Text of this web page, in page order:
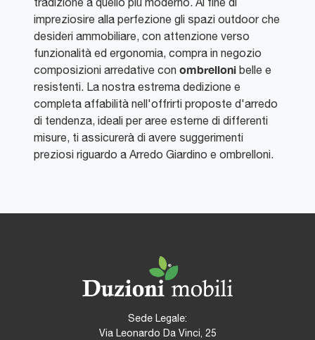
impreziosire alla perfezione gli spazi outdoor che
desideri ammobiliare, con attenzione verso
funzionalità ed ergonomia, compra in negozio
composizioni arredative con ombrelloni belle e
resistenti. La nostra estrema dedizione e
completa affabilità nell'offrirti proposte d'arredo
di tendenza, ideali per aree esterne di differenti
misure, ti assicurerà di avere suggerimenti
preziosi riguardo a Arredo Giardino e ombrelloni.
Sede Legale:
Via Leonardo Da Vinci, 25